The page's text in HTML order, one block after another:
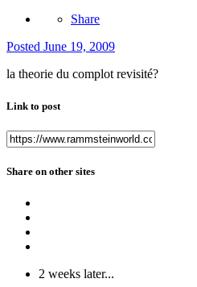
Share
Posted June 19, 2009
la theorie du complot revisité?
Link to post
Share on other sites
2 weeks later...